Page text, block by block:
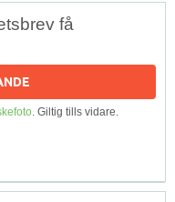
få
. Giltig tills vidare.